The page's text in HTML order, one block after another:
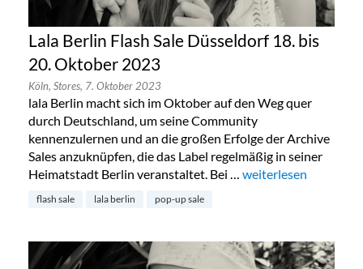
Lala Berlin Flash Sale Düsseldorf 18. bis
20. Oktober 2023
Köln, Stores, 7. Oktober 2023
lala Berlin macht sich im Oktober auf den Weg quer
durch Deutschland, um seine Community
kennenzulernen und an die großen Erfolge der Archive
Sales anzuknüpfen, die das Label regelmäßig in seiner
Heimatstadt Berlin veranstaltet. Bei … „Lala Berlin Flash
weiterlesen
flash sale lala berlin pop-up sale